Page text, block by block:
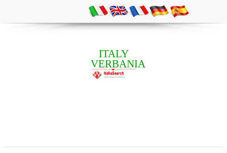
ITALY
VERBANIA